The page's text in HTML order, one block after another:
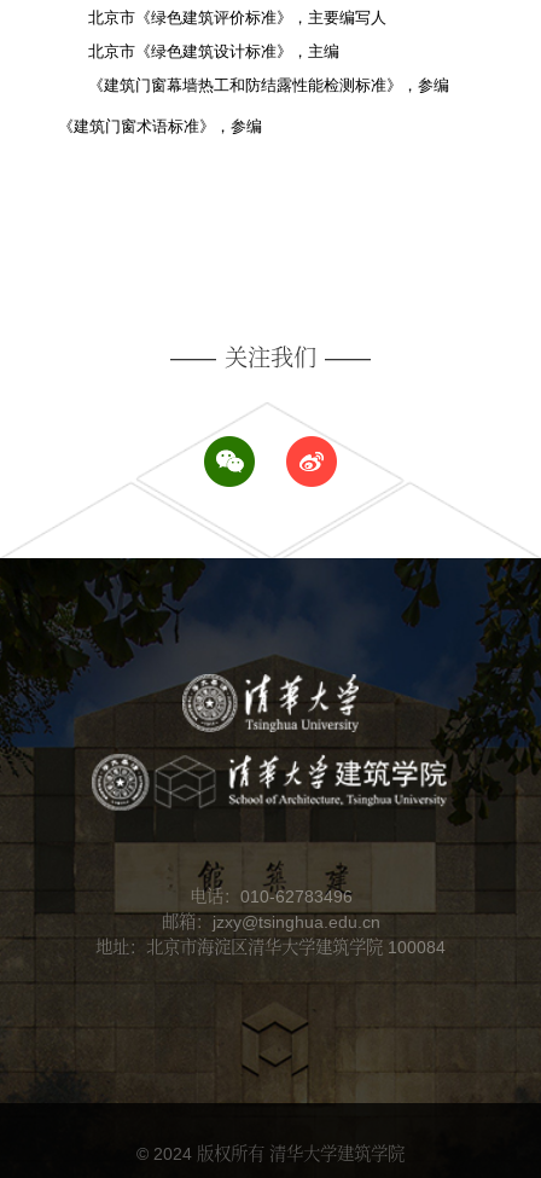
北京市《绿色建筑评价标准》，主要编写人
北京市《绿色建筑设计标准》，主编
《建筑门窗幕墙热工和防结露性能检测标准》，参编
《建筑门窗术语标准》，参编
—— 关注我们 ——
电话：010-62783496
邮箱：jzxy@tsinghua.edu.cn
地址：北京市海淀区清华大学建筑学院 100084
© 2024 版权所有 清华大学建筑学院